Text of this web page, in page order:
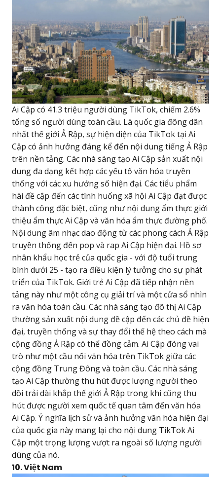
Ai Cập có 41.3 triệu người dùng TikTok, chiếm 2.6%
tổng số người dùng toàn cầu. Là quốc gia đông dân
nhất thế giới Ả Rập, sự hiện diện của TikTok tại Ai
Cập có ảnh hưởng đáng kể đến nội dung tiếng Ả Rập
trên nền tảng. Các nhà sáng tạo Ai Cập sản xuất nội
dung đa dạng kết hợp các yếu tố văn hóa truyền
thống với các xu hướng số hiện đại. Các tiểu phẩm
hài đề cập đến các tình huống xã hội Ai Cập đạt được
thành công đặc biệt, cũng như nội dung ẩm thực giới
thiệu ẩm thực Ai Cập và văn hóa ẩm thực đường phố.
Nội dung âm nhạc dao động từ các phong cách Ả Rập
truyền thống đến pop và rap Ai Cập hiện đại. Hồ sơ
nhân khẩu học trẻ của quốc gia - với độ tuổi trung
bình dưới 25 - tạo ra điều kiện lý tưởng cho sự phát
triển của TikTok. Giới trẻ Ai Cập đã tiếp nhận nền
tảng này như một công cụ giải trí và một cửa sổ nhìn
ra văn hóa toàn cầu. Các nhà sáng tạo đô thị Ai Cập
thường sản xuất nội dung đề cập đến các chủ đề hiện
đại, truyền thống và sự thay đổi thế hệ theo cách mà
cộng đồng Ả Rập có thể đồng cảm. Ai Cập đóng vai
trò như một cầu nối văn hóa trên TikTok giữa các
cộng đồng Trung Đông và toàn cầu. Các nhà sáng
tạo Ai Cập thường thu hút được lượng người theo
dõi trải dài khắp thế giới Ả Rập trong khi cũng thu
hút được người xem quốc tế quan tâm đến văn hóa
Ai Cập. Ý nghĩa lịch sử và ảnh hưởng văn hóa hiện đại
của quốc gia này mang lại cho nội dung TikTok Ai
Cập một trọng lượng vượt ra ngoài số lượng người
dùng của nó.
10. Việt Nam